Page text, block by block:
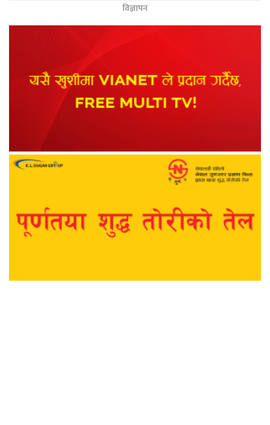
विज्ञापन